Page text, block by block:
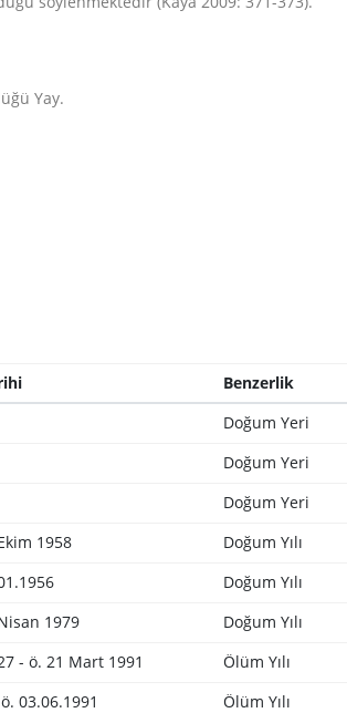
Yay.
Benzerlik
Doğum Yeri
Doğum Yeri
Doğum Yeri
1958 Doğum Yılı
Doğum Yılı
1979 Doğum Yılı
- ö. 21 Mart 1991 Ölüm Yılı
03.06.1991 Ölüm Yılı